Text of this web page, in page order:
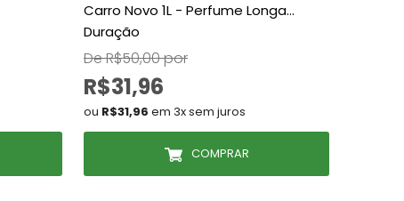
Carro Novo 1L - Perfume Longa
Duração
De R$50,00 por
R$31,96
ou R$31,96 em 3x sem juros
COMPRAR